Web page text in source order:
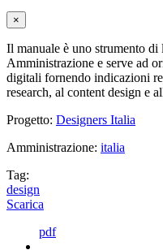
×
Il manuale è uno strumento
Amministrazione e serve ad
digitali fornendo indicazioni
research, al content design e
Progetto: Designers Italia
Amministrazione: italia
Tag:
design
Scarica
pdf